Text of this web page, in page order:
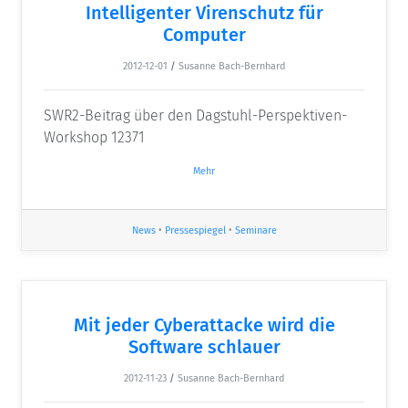
Intelligenter Virenschutz für
Computer
2012-12-01 / Susanne Bach-Bernhard
SWR2-Beitrag über den Dagstuhl-Perspektiven-
Workshop 12371
Mehr
News• Pressespiegel• Seminare
Mit jeder Cyberattacke wird die
Software schlauer
2012-11-23 / Susanne Bach-Bernhard